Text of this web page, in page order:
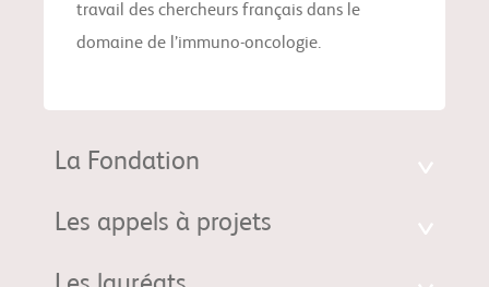
travail des chercheurs français dans le
domaine de l’immuno-oncologie.
La Fondation
Les appels à projets